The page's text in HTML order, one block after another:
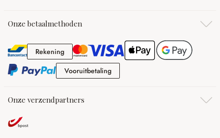
Onze betaalmethoden
RekeningRekening
VooruitbetalingVooruitbetaling
Onze verzendpartners